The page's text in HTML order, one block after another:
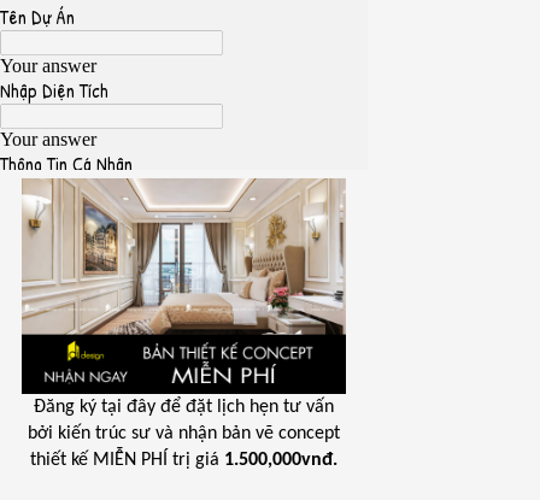
Đăng ký tại đây để đặt lịch hẹn tư vấn
bởi kiến trúc sư và nhận bản vẽ concept
thiết kế MIỄN PHÍ trị giá 1.500,000vnđ.